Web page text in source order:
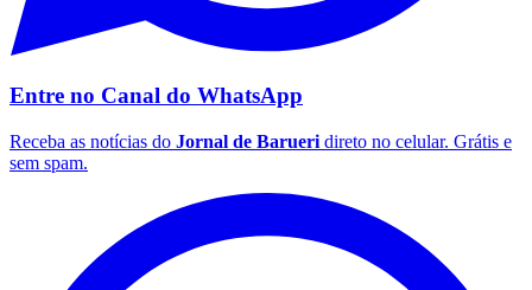
Santos
Entre no Canal do WhatsApp
Receba as notícias do Jornal de Barueri direto no celular. Grátis e
sem spam.